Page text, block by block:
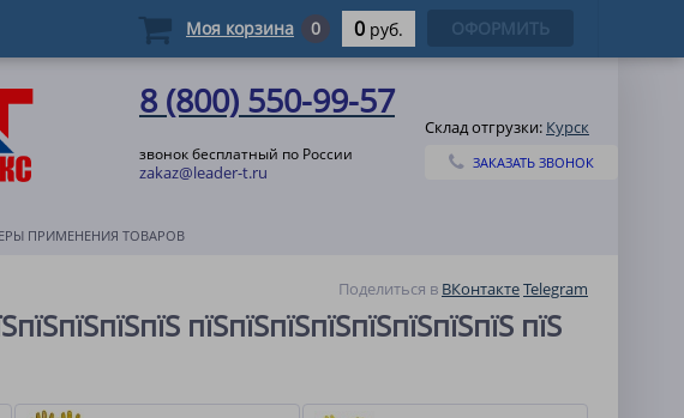
8 (800) 550-99-57
звонок бесплатный по России
zakaz@leader-t.ru
Склад отгрузки: Курск
ЗАКАЗАТЬ ЗВОНОК
ПРИМЕНЕНИЯ ТОВАРОВ
Поделиться в ВКонтактеTelegram
пїЅпїЅпїЅпїЅпїЅпїЅпїЅпїЅ пїЅ
Моя корзина 0 0 руб. ОФОРМИТЬ